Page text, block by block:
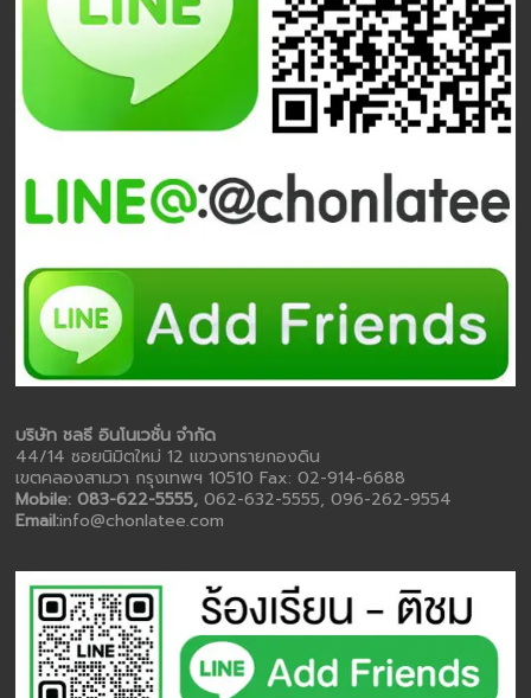
บริษัท ชลธี อินโนเวชั่น จำกัด
44/14 ซอยนิมิตใหม่ 12 แขวงทรายกองดิน
เขตคลองสามวา กรุงเทพฯ 10510 Fax: 02-914-6688
Mobile: 083-622-5555,062-632-5555, 096-262-9554
Email:info@chonlatee.com